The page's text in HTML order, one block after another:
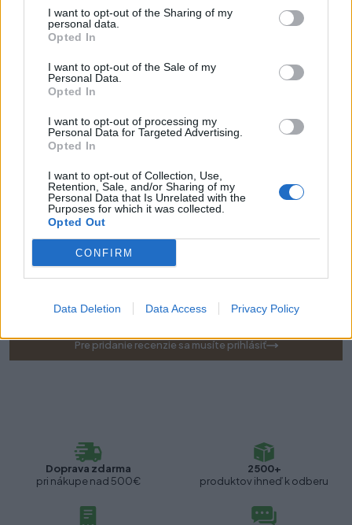
I want to opt-out of the Sharing of my
personal data.
Opted In
I want to opt-out of the Sale of my
Personal Data.
Opted In
I want to opt-out of processing my
Personal Data for Targeted Advertising.
Opted In
I want to opt-out of Collection, Use,
Retention, Sale, and/or Sharing of my
Personal Data that Is Unrelated with the
Purposes for which it was collected.
Opted Out
CONFIRM
Data Deletion Data Access Privacy Policy
Výrobca: GTV
Kategórie:
Hmotnosť: 48 g
Obsah balenia: 1x úchytka, 2x skrutka
Rozteč: 96 mm
Typ úchytky: Moderné
Recenzie produktu
Pre tento produkt neboli pridané žiadne recenzie.
Pre pridanie recenzie sa musíte prihlásiť
Doprava zdarma
pri nákupe nad 500€
2500+
produktov ihneď k odberu